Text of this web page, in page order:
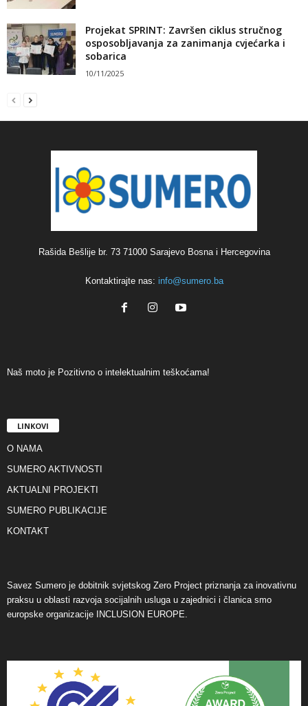
Projekat SPRINT: Završen ciklus stručnog
osposobljavanja za zanimanja cvjećarka i
sobarica
10/11/2025
Rašida Bešlije br. 73 71000 Sarajevo Bosna i Hercegovina
Kontaktirajte nas: info@sumero.ba
Naš moto je Pozitivno o intelektualnim teškoćama!
LINKOVI
O NAMA
SUMERO AKTIVNOSTI
AKTUALNI PROJEKTI
SUMERO PUBLIKACIJE
KONTAKT
Savez Sumero je dobitnik svjetskog Zero Project priznanja za inovativnu
praksu u oblasti razvoja socijalnih usluga u zajednici i članica smo
europske organizacije INCLUSION EUROPE.